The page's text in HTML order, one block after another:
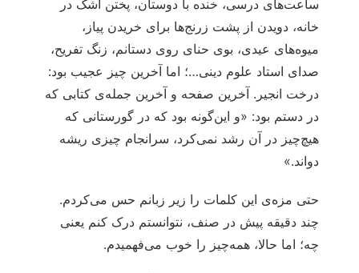
ساعت‌های درسی، خنده با دوستان، پختن آشک در
خانه، دویدن از پشت زرنج‌ها برای خریدن پیاز،
میوه‌های عیدی، بوی حنای روی دستانم، زنگ تفریح،
صدای استاد علوم دینی…؛ اما آخرین چیز عجیب بود:
درخت انجیر. آخرین صفحه و آخرین جمله‌ی کتابی که
در دستم بود: «و این‌گونه بود که در گورستانی که
هیچ‌چیز در آن رشد نمی‌کرد، سرانجام چیزی ریشه
دواند.»
حتی مزه‌ی این کلمات را زیر زبانم حس می‌کردم.
چند دقیقه پیش در صنف، نتوانستم درک کنم یعنی
چه؛ اما حالا، همه‌چیز را خوب می‌فهمیدم.